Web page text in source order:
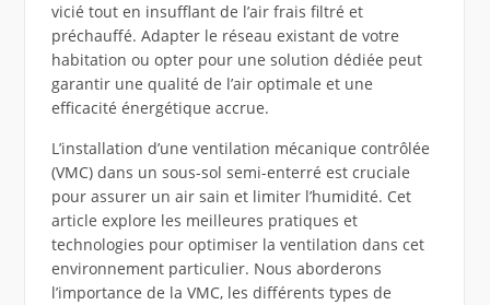
vicié tout en insufflant de l’air frais filtré et
préchauffé. Adapter le réseau existant de votre
habitation ou opter pour une solution dédiée peut
garantir une qualité de l’air optimale et une
efficacité énergétique accrue.
L’installation d’une ventilation mécanique contrôlée
(VMC) dans un sous-sol semi-enterré est cruciale
pour assurer un air sain et limiter l’humidité. Cet
article explore les meilleures pratiques et
technologies pour optimiser la ventilation dans cet
environnement particulier. Nous aborderons
l’importance de la VMC, les différents types de